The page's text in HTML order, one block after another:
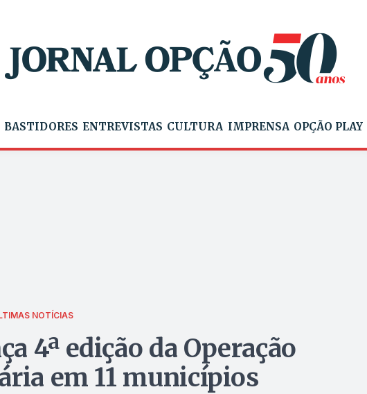
BASTIDORES ENTREVISTAS CULTURA IMPRENSA OPÇÃO PLAY
NOTÍCIAS
4ª edição da Operação
em 11 municípios